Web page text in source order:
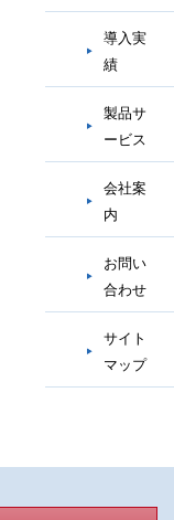
導入実
績
製品サ
ービス
会社案
内
お問い
合わせ
サイト
マップ